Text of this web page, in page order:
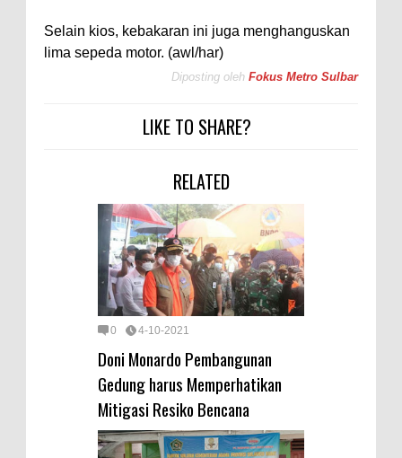
Selain kios, kebakaran ini juga menghanguskan
lima sepeda motor. (awl/har)
Diposting oleh Fokus Metro Sulbar
LIKE TO SHARE?
RELATED
0 4-10-2021
Doni Monardo Pembangunan
Gedung harus Memperhatikan
Mitigasi Resiko Bencana